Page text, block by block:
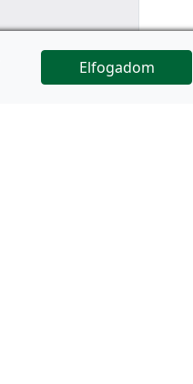
Az oldal folytatódik
Elfogadom